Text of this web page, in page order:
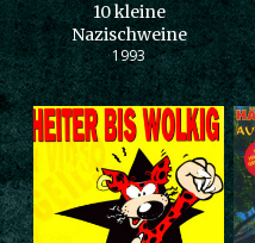
10 kleine
Nazischweine
1993